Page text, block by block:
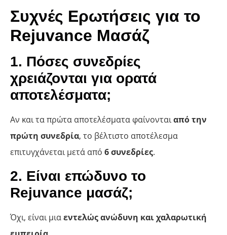
Συχνές Ερωτήσεις για το
Rejuvance Μασάζ
1. Πόσες συνεδρίες
χρειάζονται για ορατά
αποτελέσματα;
Αν και τα πρώτα αποτελέσματα φαίνονταιαπό την
πρώτη συνεδρία, το βέλτιστο αποτέλεσμα
επιτυγχάνεται μετά από 6 συνεδρίες.
2. Είναι επώδυνο το
Rejuvance μασάζ;
Όχι, είναι μιαεντελώς ανώδυνη και χαλαρωτική